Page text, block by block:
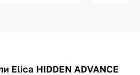
Elica HIDDEN ADVANCE